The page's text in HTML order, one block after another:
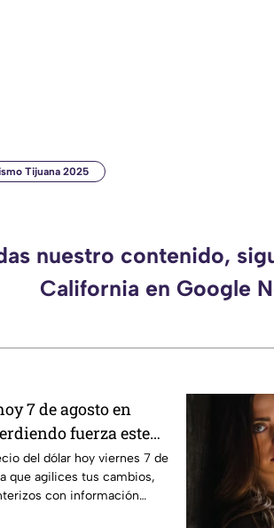
Tijuana 2025
nuestro contenido,
California en Google
7 de agosto en
fuerza este
del dólar hoy viernes 7 de
que agilices tus cambios,
con información